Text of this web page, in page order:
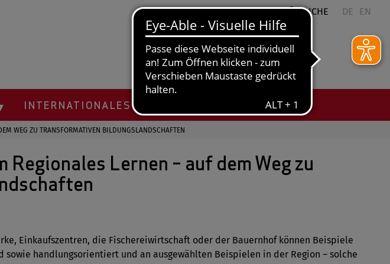
QUICKLINKS SUCHE DE EN
INTERNATIONALES
WEG ZU TRANSFORMATIVEN BILDUNGSLANDSCHAFTEN
Lernen – auf dem Weg zu
Einkaufszentren, die Fischereiwirtschaft oder der Bauernhof können Beispiele
handlungsorientiert und an ausgewählten Beispielen in der Region – solche